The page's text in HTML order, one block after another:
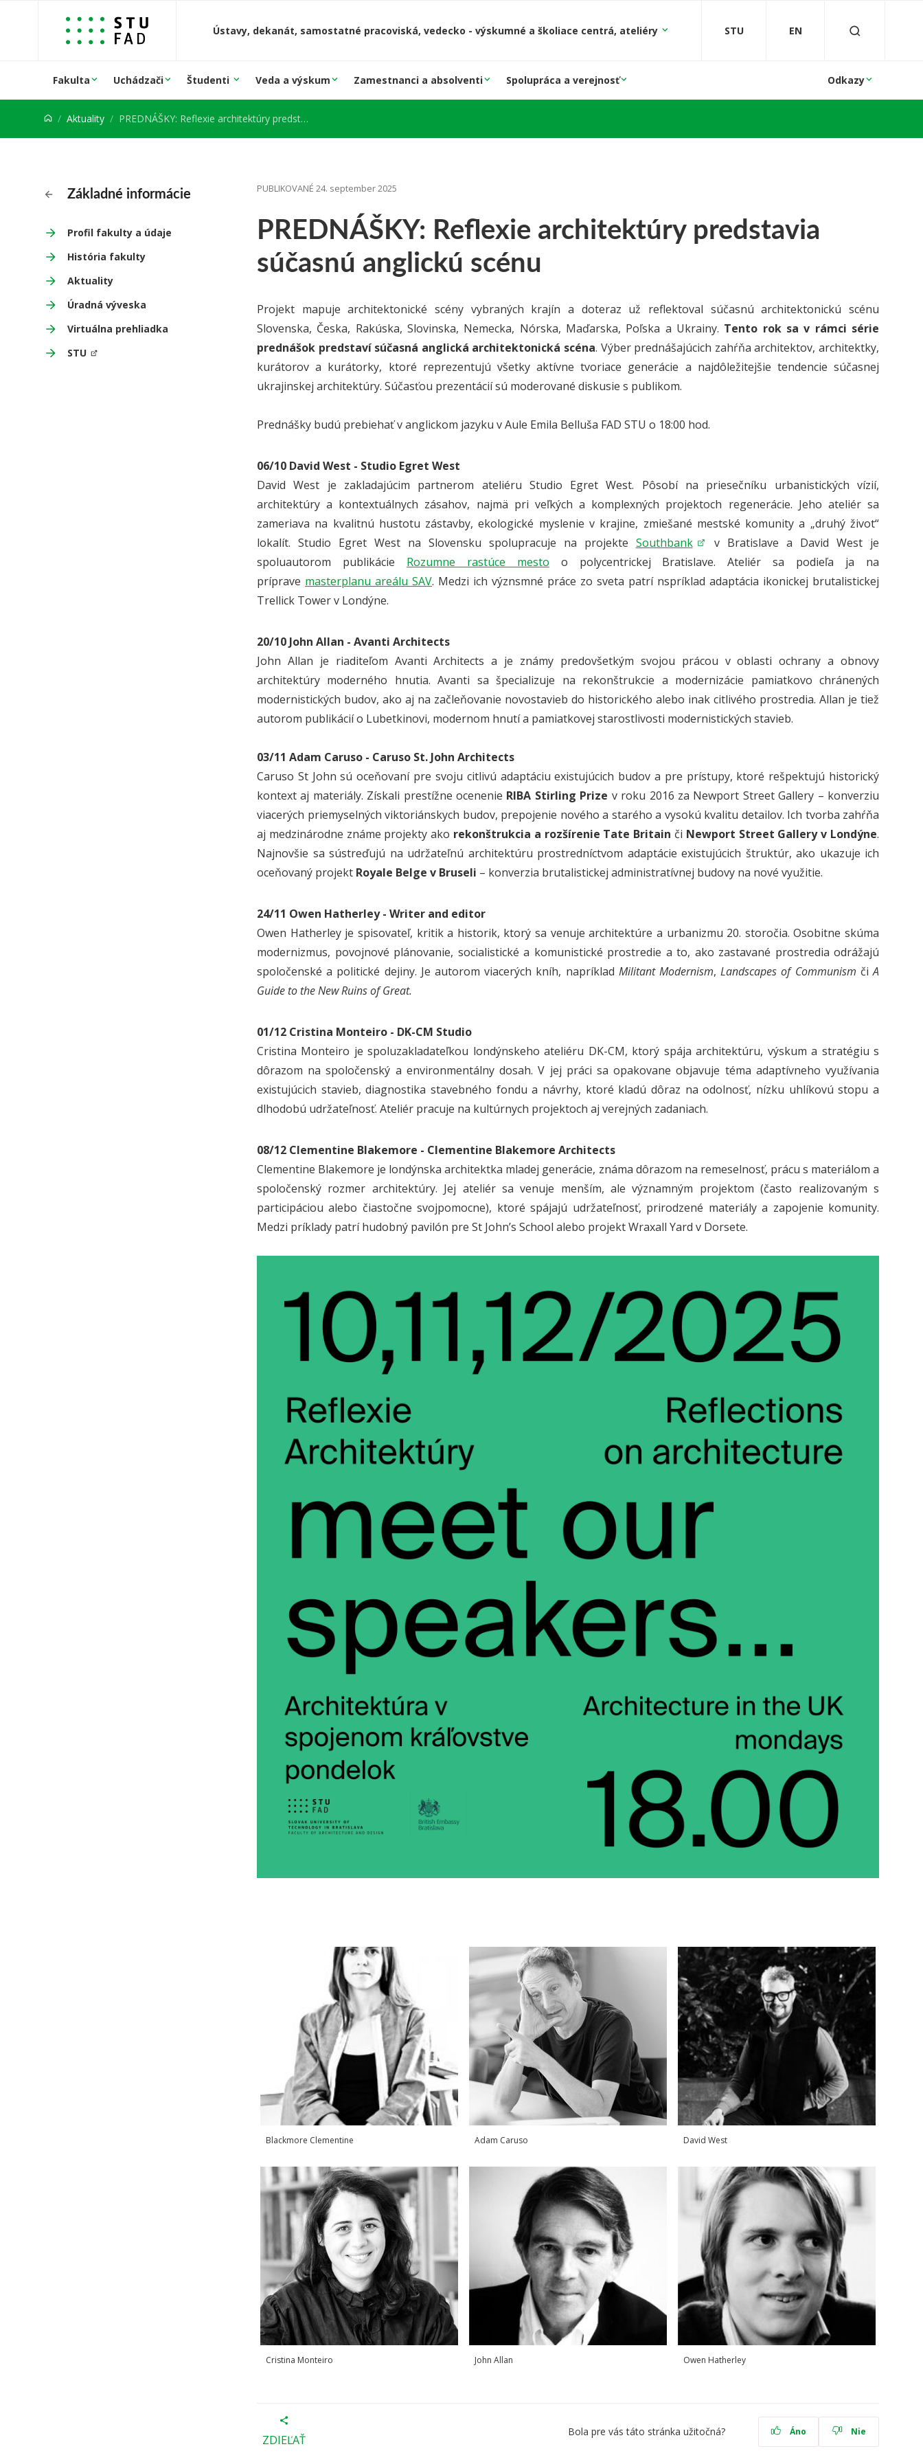
Prejsť na obsah
Ústavy, dekanát, samostatné pracoviská, vedecko - výskumné a školiace centrá, ateliéry STU EN
Fakulta Uchádzači Študenti Veda a výskum Zamestnanci a absolventi Spolupráca a verejnosť Odkazy
Aktuality PREDNÁŠKY: Reflexie architektúry predstavia súčasnú anglickú scénu
Základné informácie
Profil fakulty a údaje
História fakulty
Aktuality
Úradná výveska
Virtuálna prehliadka
STU
PREDNÁŠKY: Reflexie architektúry predstavia
súčasnú anglickú scénu
PUBLIKOVANÉ 24. september 2025
Projekt mapuje architektonické scény vybraných krajín a doteraz už reflektoval súčasnú architektonickú scénu
Slovenska, Česka, Rakúska, Slovinska, Nemecka, Nórska, Maďarska, Poľska a Ukrainy. Tento rok sa v rámci série
prednášok predstaví súčasná anglická architektonická scéna. Výber prednášajúcich zahŕňa architektov, architektky,
kurátorov a kurátorky, ktoré reprezentujú všetky aktívne tvoriace generácie a najdôležitejšie tendencie súčasnej
ukrajinskej architektúry. Súčasťou prezentácií sú moderované diskusie s publikom.
Prednášky budú prebiehať v anglickom jazyku v Aule Emila Belluša FAD STU o 18:00 hod.
06/10 David West - Studio Egret West
David West je zakladajúcim partnerom ateliéru Studio Egret West. Pôsobí na priesečníku urbanistických vízií,
architektúry a kontextuálnych zásahov, najmä pri veľkých a komplexných projektoch regenerácie. Jeho ateliér sa
zameriava na kvalitnú hustotu zástavby, ekologické myslenie v krajine, zmiešané mestské komunity a „druhý život“
lokalít. Studio Egret West na Slovensku spolupracuje na projekte Southbank
v Bratislave a David West je
spoluautorom publikácie Rozumne rastúce mesto o polycentrickej Bratislave. Ateliér sa podieľa ja na
príprave masterplanu areálu SAV. Medzi ich význsmné práce zo sveta patrí nspríklad adaptácia ikonickej brutalistickej
Trellick Tower v Londýne.
20/10 John Allan - Avanti Architects
John Allan je riaditeľom Avanti Architects a je známy predovšetkým svojou prácou v oblasti ochrany a obnovy
architektúry moderného hnutia. Avanti sa špecializuje na rekonštrukcie a modernizácie pamiatkovo chránených
modernistických budov, ako aj na začleňovanie novostavieb do historického alebo inak citlivého prostredia. Allan je tiež
autorom publikácií o Lubetkinovi, modernom hnutí a pamiatkovej starostlivosti modernistických stavieb.
03/11 Adam Caruso - Caruso St. John Architects
Caruso St John sú oceňovaní pre svoju citlivú adaptáciu existujúcich budov a pre prístupy, ktoré rešpektujú historický
kontext aj materiály. Získali prestížne ocenenie RIBA Stirling Prize v roku 2016 za Newport Street Gallery – konverziu
viacerých priemyselných viktoriánskych budov, prepojenie nového a starého a vysokú kvalitu detailov. Ich tvorba zahŕňa
aj medzinárodne známe projekty ako rekonštrukcia a rozšírenie Tate Britain či Newport Street Gallery v Londýne.
Najnovšie sa sústreďujú na udržateľnú architektúru prostredníctvom adaptácie existujúcich štruktúr, ako ukazuje ich
oceňovaný projekt Royale Belge v Bruseli – konverzia brutalistickej administratívnej budovy na nové využitie.
24/11 Owen Hatherley - Writer and editor
Owen Hatherley je spisovateľ, kritik a historik, ktorý sa venuje architektúre a urbanizmu 20. storočia. Osobitne skúma
modernizmus, povojnové plánovanie, socialistické a komunistické prostredie a to, ako zastavané prostredia odrážajú
spoločenské a politické dejiny. Je autorom viacerých kníh, napríklad Militant Modernism,Landscapes of Communism čiA
Guide to the New Ruins of Great.
01/12 Cristina Monteiro - DK-CM Studio
Cristina Monteiro je spoluzakladateľkou londýnskeho ateliéru DK-CM, ktorý spája architektúru, výskum a stratégiu s
dôrazom na spoločenský a environmentálny dosah. V jej práci sa opakovane objavuje téma adaptívneho využívania
existujúcich stavieb, diagnostika stavebného fondu a návrhy, ktoré kladú dôraz na odolnosť, nízku uhlíkovú stopu a
dlhodobú udržateľnosť. Ateliér pracuje na kultúrnych projektoch aj verejných zadaniach.
08/12 Clementine Blakemore - Clementine Blakemore Architects
Clementine Blakemore je londýnska architektka mladej generácie, známa dôrazom na remeselnosť, prácu s materiálom a
spoločenský rozmer architektúry. Jej ateliér sa venuje menším, ale významným projektom (často realizovaným s
participáciou alebo čiastočne svojpomocne), ktoré spájajú udržateľnosť, prirodzené materiály a zapojenie komunity.
Medzi príklady patrí hudobný pavilón pre St John’s School alebo projekt Wraxall Yard v Dorsete.
Blackmore Clementine Adam Caruso David West
Cristina Monteiro John Allan Owen Hatherley
ZDIEĽAŤ
Bola pre vás táto stránka užitočná? Áno Nie